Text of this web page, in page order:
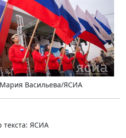
Васильева/ЯСИА
текста: ЯСИА